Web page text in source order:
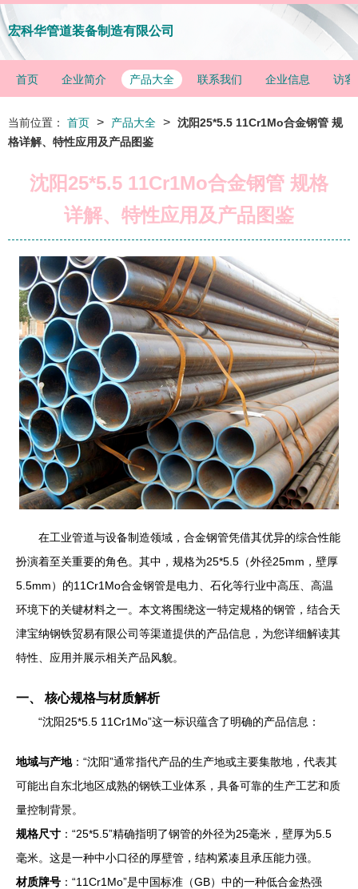
宏科华管道装备制造有限公司
首页 企业简介 产品大全 联系我们 企业信息 访客
当前位置： 首页 > 产品大全 > 沈阳25*5.5 11Cr1Mo合金钢管 规
格详解、特性应用及产品图鉴
沈阳25*5.5 11Cr1Mo合金钢管 规格
详解、特性应用及产品图鉴
在工业管道与设备制造领域，合金钢管凭借其优异的综合性能
扮演着至关重要的角色。其中，规格为25*5.5（外径25mm，壁厚
5.5mm）的11Cr1Mo合金钢管是电力、石化等行业中高压、高温
环境下的关键材料之一。本文将围绕这一特定规格的钢管，结合天
津宝纳钢铁贸易有限公司等渠道提供的产品信息，为您详细解读其
特性、应用并展示相关产品风貌。
一、 核心规格与材质解析
“沈阳25*5.5 11Cr1Mo”这一标识蕴含了明确的产品信息：
地域与产地：“沈阳”通常指代产品的生产地或主要集散地，代表其
可能出自东北地区成熟的钢铁工业体系，具备可靠的生产工艺和质
量控制背景。
规格尺寸 ：“25*5.5”精确指明了钢管的外径为25毫米，壁厚为5.5
毫米。这是一种中小口径的厚壁管，结构紧凑且承压能力强。
材质牌号 ：“11Cr1Mo”是中国标准（GB）中的一种低合金热强